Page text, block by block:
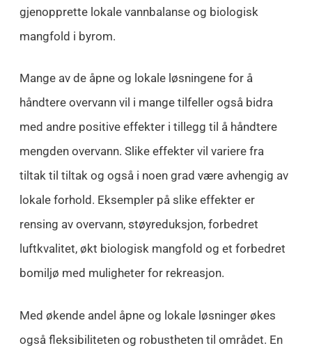
gjenopprette lokale vannbalanse og biologisk
mangfold i byrom.
Mange av de åpne og lokale løsningene for å
håndtere overvann vil i mange tilfeller også bidra
med andre positive effekter i tillegg til å håndtere
mengden overvann. Slike effekter vil variere fra
tiltak til tiltak og også i noen grad være avhengig av
lokale forhold. Eksempler på slike effekter er
rensing av overvann, støyreduksjon, forbedret
luftkvalitet, økt biologisk mangfold og et forbedret
bomiljø med muligheter for rekreasjon.
Med økende andel åpne og lokale løsninger økes
også fleksibiliteten og robustheten til området. En